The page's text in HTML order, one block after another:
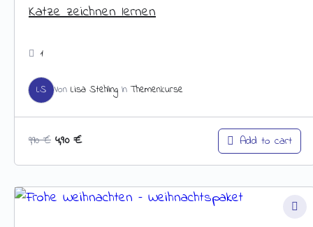
Katze zeichnen lernen
1
LS Von Lisa Stehling InThemenkurse
9,90€ 4,90 € Add to cart